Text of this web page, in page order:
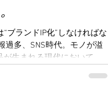
ブランドIP化”しなければな
過多、SNS時代。モノが溢
生まれる現代において、